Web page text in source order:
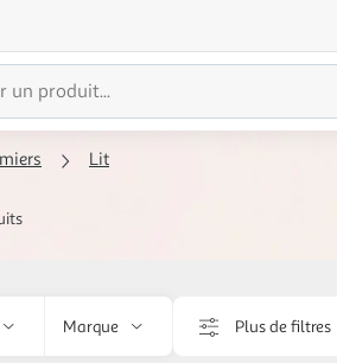
Lit
Marque Plus de filtres